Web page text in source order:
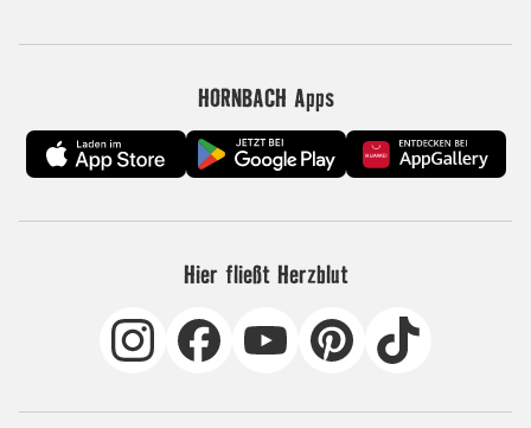
HORNBACH Apps
Hier fließt Herzblut